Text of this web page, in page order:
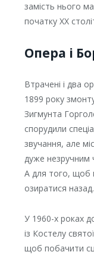
замість нього
початку ХХ
Опера і
Втрачені і два
1899 року
Зигмунта
спорудили
звучання, але
дуже незручним
А для того, щоб
озиратися назад.
У 1960-х роках
із Костелу
щоб побачити